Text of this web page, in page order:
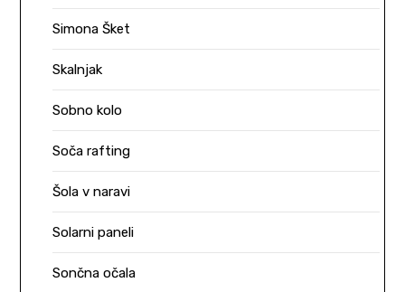
Simona Šket
Skalnjak
Sobno kolo
Soča rafting
Šola v naravi
Solarni paneli
Sončna očala